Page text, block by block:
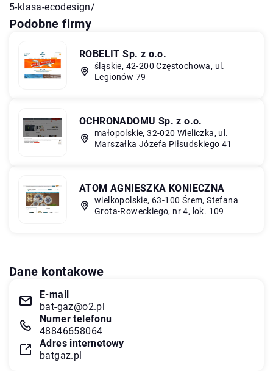
5-klasa-ecodesign/
Podobne firmy
ROBELIT Sp. z o.o.
śląskie, 42-200 Częstochowa, ul.
Legionów 79
OCHRONADOMU Sp. z o.o.
małopolskie, 32-020 Wieliczka, ul.
Marszałka Józefa Piłsudskiego 41
ATOM AGNIESZKA KONIECZNA
wielkopolskie, 63-100 Śrem, Stefana
Grota-Roweckiego, nr 4, lok. 109
Dane kontakowe
E-mail
bat-gaz@o2.pl
Numer telefonu
48846658064
Adres internetowy
batgaz.pl